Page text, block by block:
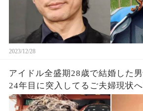
2023/12/28
アイドル全盛期28歳で結婚した
24年目に突入してるご夫婦現状
「やっぱりだな！」